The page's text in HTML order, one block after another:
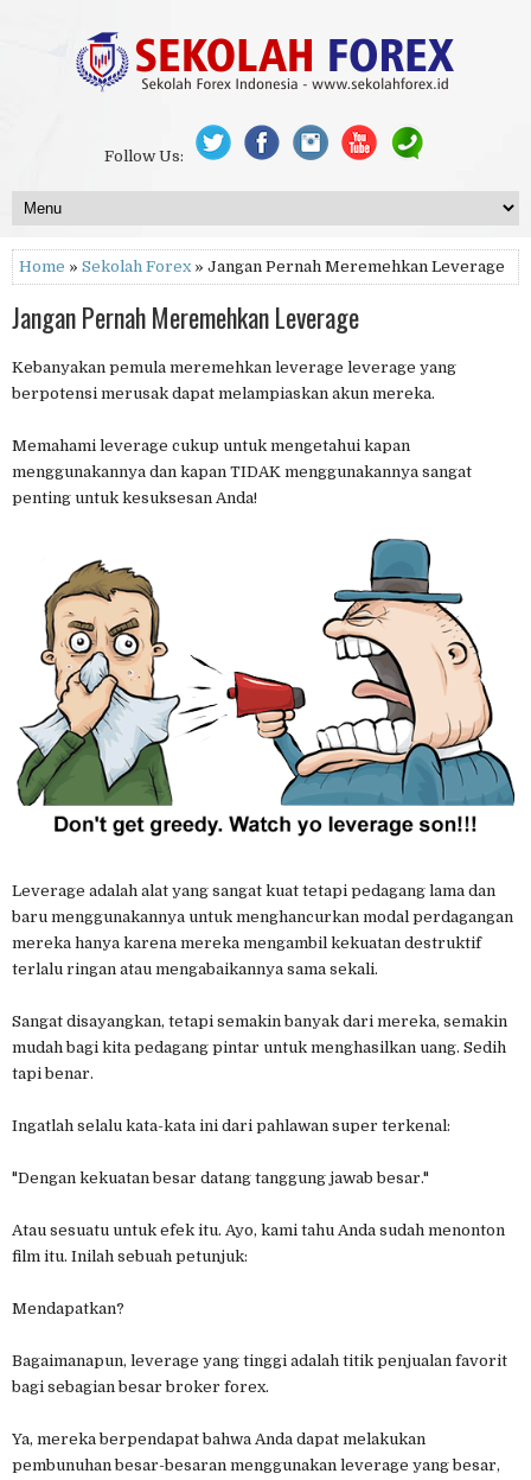
Follow Us:
Home » Sekolah Forex» Jangan Pernah Meremehkan Leverage
Jangan Pernah Meremehkan Leverage
Kebanyakan pemula meremehkan leverage leverage yang
berpotensi merusak dapat melampiaskan akun mereka.
Memahami leverage cukup untuk mengetahui kapan
menggunakannya dan kapan TIDAK menggunakannya sangat
penting untuk kesuksesan Anda!
Leverage adalah alat yang sangat kuat tetapi pedagang lama dan
baru menggunakannya untuk menghancurkan modal perdagangan
mereka hanya karena mereka mengambil kekuatan destruktif
terlalu ringan atau mengabaikannya sama sekali.
Sangat disayangkan, tetapi semakin banyak dari mereka, semakin
mudah bagi kita pedagang pintar untuk menghasilkan uang. Sedih
tapi benar.
Ingatlah selalu kata-kata ini dari pahlawan super terkenal:
"Dengan kekuatan besar datang tanggung jawab besar."
Atau sesuatu untuk efek itu. Ayo, kami tahu Anda sudah menonton
film itu. Inilah sebuah petunjuk:
Mendapatkan?
Bagaimanapun, leverage yang tinggi adalah titik penjualan favorit
bagi sebagian besar broker forex.
Ya, mereka berpendapat bahwa Anda dapat melakukan
pembunuhan besar-besaran menggunakan leverage yang besar,